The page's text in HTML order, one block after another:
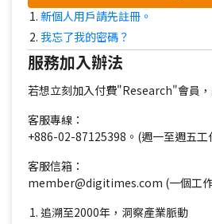
新個人用戶請先註冊。
我忘了我的密碼？
服務加入辦法
若想立刻加入付費"Research"會員
客服專線：
+886-02-87125398。(週一至週五工
客服信箱：
member@digitimes.com (一個工
追溯至2000年，洞察產業脈動